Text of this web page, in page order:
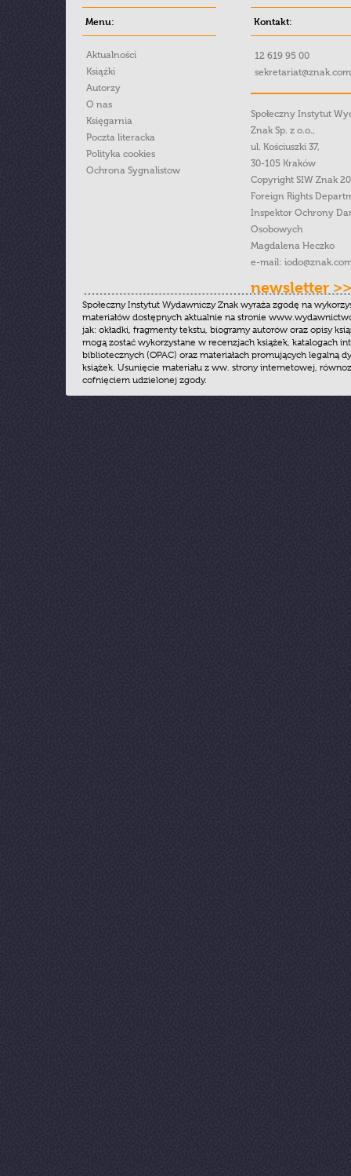
Menu:
Aktualności
Książki
Autorzy
O nas
Księgarnia
Poczta literacka
Polityka cookies
Ochrona Sygnalistow
Kontakt:
12 619 95 00
Społeczny Instytut
Znak Sp. z o.o.,
ul. Kościuszki 37,
30-105 Kraków
Copyright SIW Znak
Foreign Rights
Inspektor Ochrony
Osobowych
Magdalena Heczko
e-mail:
newsletter >>
Społeczny Instytut Wydawniczy Znak wyraża zgodę na
materiałów dostępnych aktualnie na stronie
jak: okładki, fragmenty tekstu, biogramy autorów oraz opisy
mogą zostać wykorzystane w recenzjach książek, katalogach
bibliotecznych (OPAC) oraz materiałach promujących legalną
książek. Usunięcie materiału z ww. strony internetowej,
cofnięciem udzielonej zgody.